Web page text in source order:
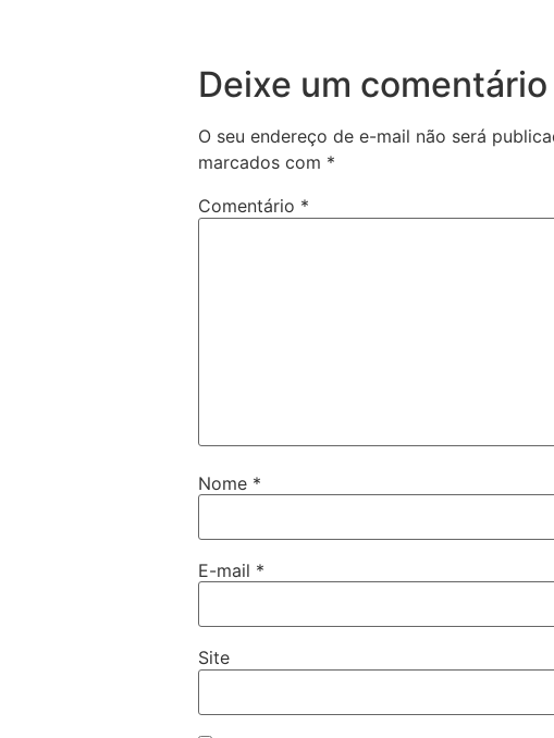
Deixe um comentário
O seu endereço de e-mail não será
marcados com *
Comentário *
Nome *
E-mail *
Site